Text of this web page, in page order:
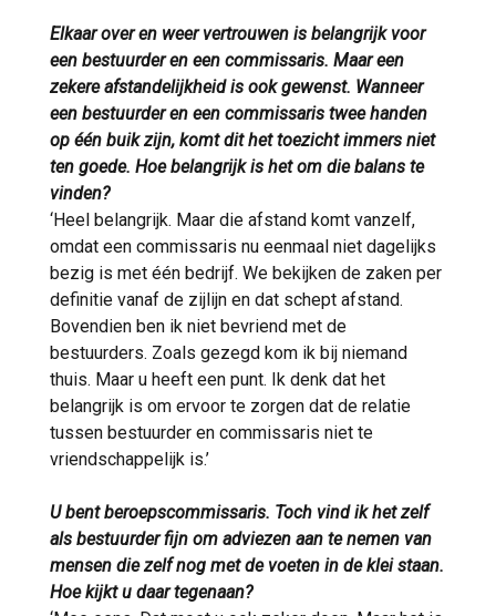
Elkaar over en weer vertrouwen is belangrijk voor
een bestuurder en een commissaris. Maar een
zekere afstandelijkheid is ook gewenst. Wanneer
een bestuurder en een commissaris twee handen
op één buik zijn, komt dit het toezicht immers niet
ten goede. Hoe belangrijk is het om die balans te
vinden?
‘Heel belangrijk. Maar die afstand komt vanzelf,
omdat een commissaris nu eenmaal niet dagelijks
bezig is met één bedrijf. We bekijken de zaken per
definitie vanaf de zijlijn en dat schept afstand.
Bovendien ben ik niet bevriend met de
bestuurders. Zoals gezegd kom ik bij niemand
thuis. Maar u heeft een punt. Ik denk dat het
belangrijk is om ervoor te zorgen dat de relatie
tussen bestuurder en commissaris niet te
vriendschappelijk is.’
U bent beroepscommissaris. Toch vind ik het zelf
als bestuurder fijn om adviezen aan te nemen van
mensen die zelf nog met de voeten in de klei staan.
Hoe kijkt u daar tegenaan?